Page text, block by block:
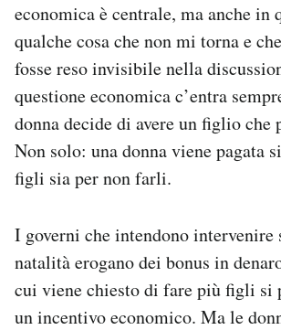
economica è centrale, ma anche in
qualche cosa che non mi torna e
fosse reso invisibile nella
questione economica c’entra
donna decide di avere un figlio che
Non solo: una donna viene pagata
figli sia per non farli.
I governi che intendono intervenire
natalità erogano dei bonus in
cui viene chiesto di fare più figli si
un incentivo economico. Ma le